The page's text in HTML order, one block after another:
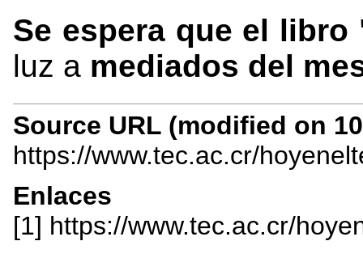
Se espera que el
luz a mediados del
Source URL (modified on
https://www.tec.ac.cr/
Enlaces
[1] https://www.tec.ac.cr/